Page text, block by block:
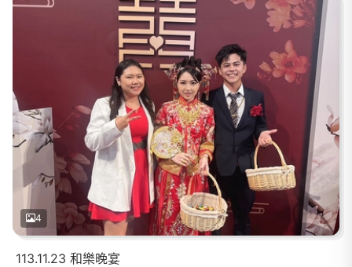
4
113.11.23 和樂晚宴